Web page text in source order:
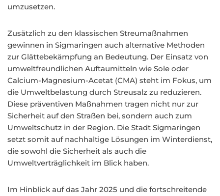
umzusetzen.
Zusätzlich zu den klassischen Streumaßnahmen
gewinnen in Sigmaringen auch alternative Methoden
zur Glättebekämpfung an Bedeutung. Der Einsatz von
umweltfreundlichen Auftaumitteln wie Sole oder
Calcium-Magnesium-Acetat (CMA) steht im Fokus, um
die Umweltbelastung durch Streusalz zu reduzieren.
Diese präventiven Maßnahmen tragen nicht nur zur
Sicherheit auf den Straßen bei, sondern auch zum
Umweltschutz in der Region. Die Stadt Sigmaringen
setzt somit auf nachhaltige Lösungen im Winterdienst,
die sowohl die Sicherheit als auch die
Umweltverträglichkeit im Blick haben.
Im Hinblick auf das Jahr 2025 und die fortschreitende